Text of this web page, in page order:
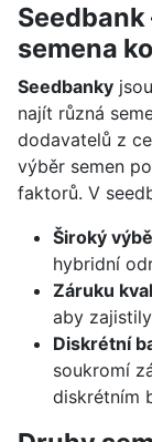
semena
Seedbanky
najít různá
dodavatelů z
výběr semen
faktorů. V
Široký
hybridní
Záruku
aby
Diskrétní
soukromí
diskrétním